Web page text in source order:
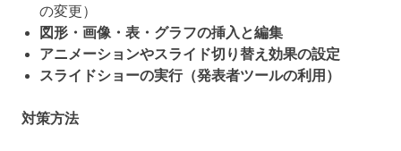
の変更）
図形・画像・表・グラフの挿入と編集
アニメーションやスライド切り替え効果の設定
スライドショーの実行（発表者ツールの利用）
対策方法